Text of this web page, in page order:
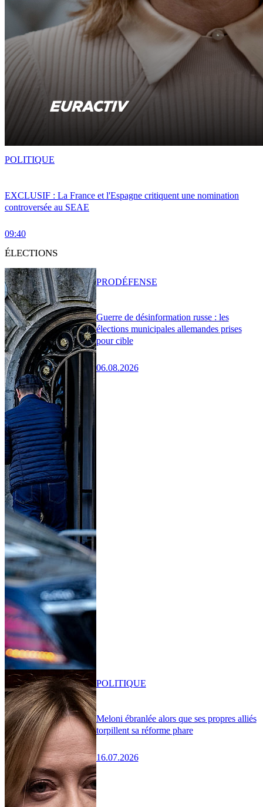
EXCLUSIF : La France et l'Espagne critiquent une nomination
controversée au SEAE
09:40
POLITIQUE
ÉLECTIONS
Guerre de désinformation russe : les
élections municipales allemandes prises
pour cible
06.08.2026
PRODÉFENSE
Meloni ébranlée alors que ses propres alliés
torpillent sa réforme phare
16.07.2026
POLITIQUE